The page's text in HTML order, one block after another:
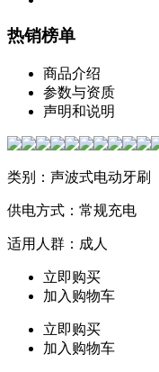
热销榜单
商品介绍
参数与资质
声明和说明
类别：声波式电动牙刷
供电方式：常规充电
适用人群：成人
立即购买
加入购物车
立即购买
加入购物车